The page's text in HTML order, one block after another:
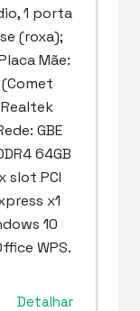
1 porta
(roxa);
Mãe:
(Comet
GBE
64GB
slot PCI
x1
10
WPS.
Detalhar